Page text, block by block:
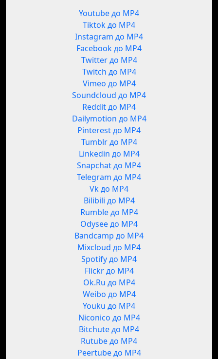
Youtube до MP4
Tiktok до MP4
Instagram до MP4
Facebook до MP4
Twitter до MP4
Twitch до MP4
Vimeo до MP4
Soundcloud до MP4
Reddit до MP4
Dailymotion до MP4
Pinterest до MP4
Tumblr до MP4
Linkedin до MP4
Snapchat до MP4
Telegram до MP4
Vk до MP4
Bilibili до MP4
Rumble до MP4
Odysee до MP4
Bandcamp до MP4
Mixcloud до MP4
Spotify до MP4
Flickr до MP4
Ok.Ru до MP4
Weibo до MP4
Youku до MP4
Niconico до MP4
Bitchute до MP4
Rutube до MP4
Peertube до MP4